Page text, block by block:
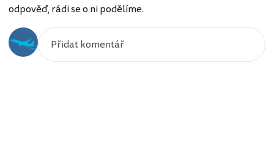
odpověď, rádi se o ni podělíme.